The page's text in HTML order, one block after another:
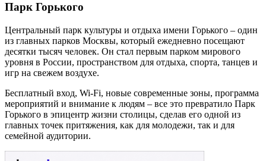
Парк Горького
Центральный парк культуры и отдыха имени Горького – один
из главных парков Москвы, который ежедневно посещают
десятки тысяч человек. Он стал первым парком мирового
уровня в России, пространством для отдыха, спорта, танцев и
игр на свежем воздухе.
Бесплатный вход, Wi-Fi, новые современные зоны, программа
мероприятий и внимание к людям – все это превратило Парк
Горького в эпицентр жизни столицы, сделав его одной из
главных точек притяжения, как для молодежи, так и для
семейной аудитории.